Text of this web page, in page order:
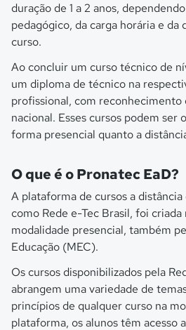
duração de 1 a 2 anos,
pedagógico, da carga horária e
curso.
Ao concluir um curso técnico de
um diploma de técnico na
profissional, com
nacional. Esses cursos podem ser
forma presencial quanto a
O que é o Pronatec EaD?
A plataforma de cursos a
como Rede e-Tec Brasil, foi
modalidade presencial, também
Educação (MEC).
Os cursos disponibilizados pela
abrangem uma variedade de
princípios de qualquer curso na
plataforma, os alunos têm acesso